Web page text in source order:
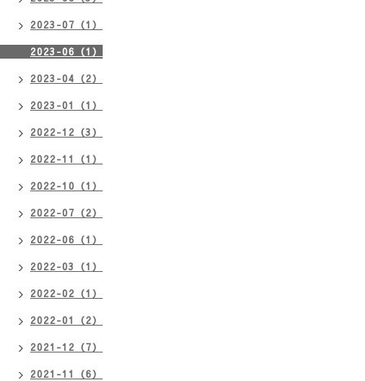
2023-07（1）
2023-06（1）
2023-04（2）
2023-01（1）
2022-12（3）
2022-11（1）
2022-10（1）
2022-07（2）
2022-06（1）
2022-03（1）
2022-02（1）
2022-01（2）
2021-12（7）
2021-11（6）